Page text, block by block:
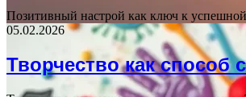
Позитивный настрой как ключ к
05.02.2026
Творчество как способ